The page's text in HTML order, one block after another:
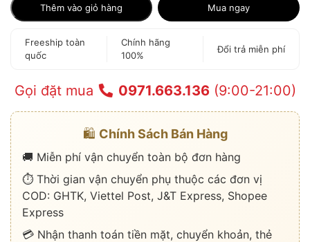
Thêm vào giỏ hàng Mua ngay
Freeship toàn
quốc
Chính hãng
100%
Đổi trả miễn phí
Gọi đặt mua 0971.663.136(9:00-21:00)
🛍️ Chính Sách Bán Hàng
🚚 Miễn phí vận chuyển toàn bộ đơn hàng
⏱️ Thời gian vận chuyển phụ thuộc các đơn vị
COD: GHTK, Viettel Post, J&T Express, Shopee
Express
💳 Nhận thanh toán tiền mặt, chuyển khoản, thẻ